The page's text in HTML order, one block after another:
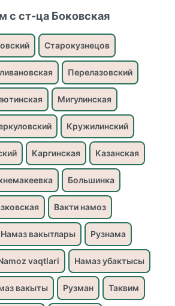
с ст-ца Боковская
Старокузнецов
Перелазовский
Мигулинская
Кружилинский
Каргинская Казанская
Большинка
Вакти намоз
Намаз вакытлары Рузнама
vaqtlari Намаз убактысы
вакыты Рузман Таквим